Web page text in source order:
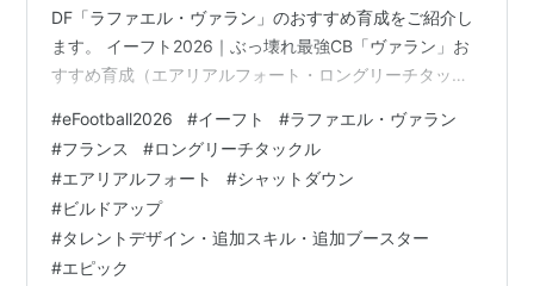
DF「ラファエル・ヴァラン」のおすすめ育成をご紹介し
ます。 イーフト2026｜ぶっ壊れ最強CB「ヴァラン」お
すすめ育成（エアリアルフォート・ロングリーチタック
フト2026｜ぶっ壊れ最強CB「ヴァラン」おすすめ育成
（エアリアルフォート・ロングリーチタックル）【エピ
ック：スペインリーグガーディアンズ】 １．選手情報・
ポジション関連・おすすめ追加アイテム（ポジトレ・ブ
ースター） ２．おすすめ追加スキル・タレントデザイン
３．選手評価・レベルMAX能力（…
#eFootball2026 #イーフト #ラファエル・ヴァラン
#フランス #ロングリーチタックル
#エアリアルフォート #シャットダウン
#ビルドアップ
#タレントデザイン・追加スキル・追加ブースター
#エピック